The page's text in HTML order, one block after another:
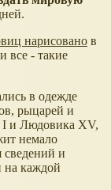
нарисовано в
все - такие
в одежде
рыцарей и
I и Людовика XV,
немало
и
на каждой